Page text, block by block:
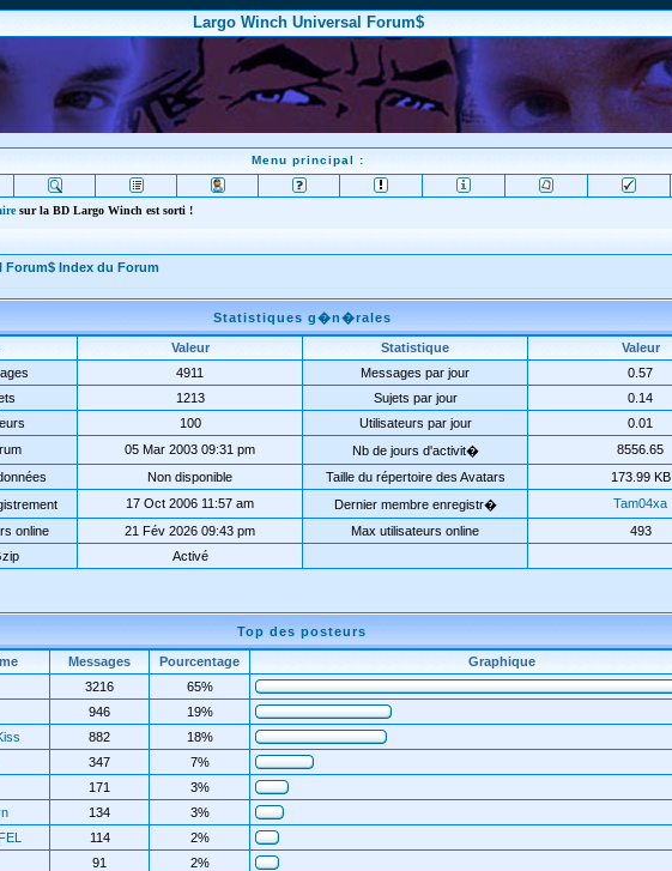
Largo Winch Universal Forum$
Menu principal :
sur la BD Largo Winch est sorti !
Forum$ Index du Forum
Statistiques g�n�rales
Valeur Statistique
Valeur
4911 Messages par jour
0.57
1213 Sujets par jour
0.14
100 Utilisateurs par jour
0.01
05 Mar 2003 09:31 pm Nb de jours d'activit�
8556.65
Non disponible Taille du répertoire des Avatars
173.99 KB
17 Oct 2006 11:57 am Dernier membre enregistr�
Tam04xa
online
21 Fév 2026 09:43 pm Max utilisateurs online
493
Activé
Top des posteurs
Messages Pourcentage
Graphique
3216
65%
946
19%
882
18%
347
7%
171
3%
134
3%
114
2%
91
2%